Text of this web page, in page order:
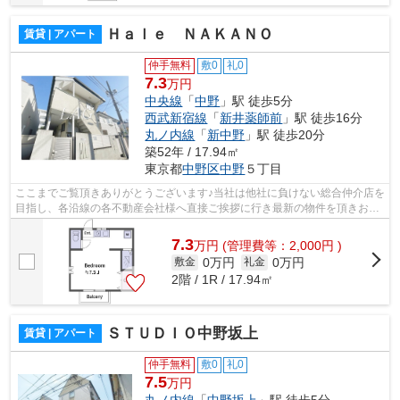
賃貸 | アパート Ｈａｌｅ ＮＡＫＡＮＯ
仲手無料 敷0 礼0
7.3万円
中央線 「中野 」駅 徒歩5分
西武新宿線 「新井薬師前 」駅 徒歩16分
丸ノ内線 「新中野 」駅 徒歩20分
築52年 / 17.94㎡
東京都中野区中野５丁目
ここまでご覧頂きありがとうございます♪当社は他社に負けない総合仲介店を
目指し、各沿線の各不動産会社様へ直接ご挨拶に行き最新の物件を頂きお客
様へ提供しております！最新の情報は...
7.3万円 (管理費等：2,000円 )
敷金 0万円 礼金 0万円
2階 / 1R / 17.94㎡
賃貸 | アパート ＳＴＵＤＩＯ中野坂上
仲手無料 敷0 礼0
7.5万円